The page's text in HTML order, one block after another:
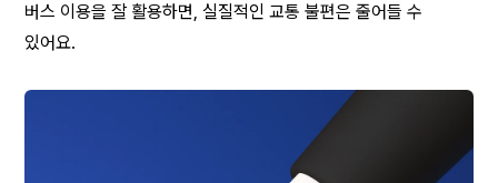
버스 이용을 잘 활용하면, 실질적인 교통 불편은 줄어들 수
있어요.